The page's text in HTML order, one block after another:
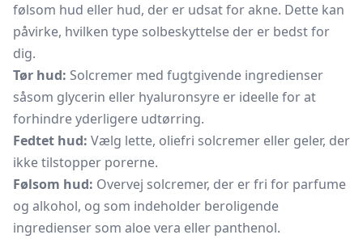
følsom hud eller hud, der er udsat for akne. Dette kan
påvirke, hvilken type solbeskyttelse der er bedst for
dig.
Tør hud: Solcremer med fugtgivende ingredienser
såsom glycerin eller hyaluronsyre er ideelle for at
forhindre yderligere udtørring.
Fedtet hud: Vælg lette, oliefri solcremer eller geler, der
ikke tilstopper porerne.
Følsom hud: Overvej solcremer, der er fri for parfume
og alkohol, og som indeholder beroligende
ingredienser som aloe vera eller panthenol.